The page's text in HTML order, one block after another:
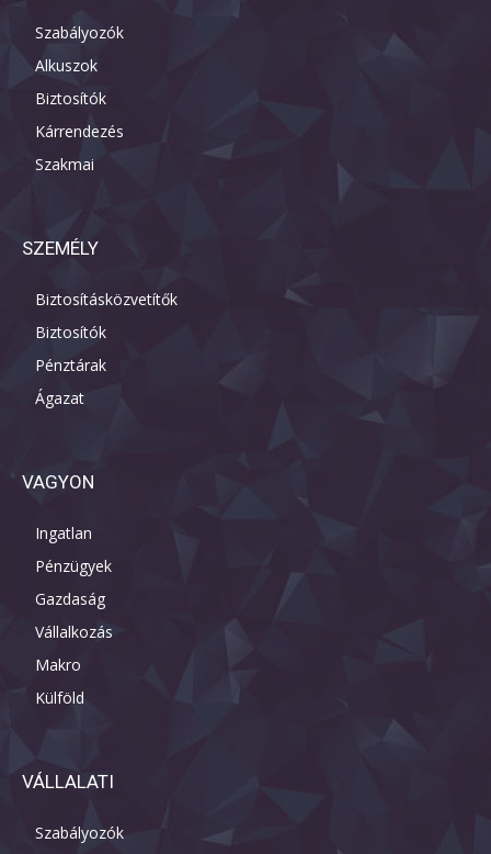
Szabályozók
Alkuszok
Biztosítók
Kárrendezés
Szakmai
SZEMÉLY
Biztosításközvetítők
Biztosítók
Pénztárak
Ágazat
VAGYON
Ingatlan
Pénzügyek
Gazdaság
Vállalkozás
Makro
Külföld
VÁLLALATI
Szabályozók